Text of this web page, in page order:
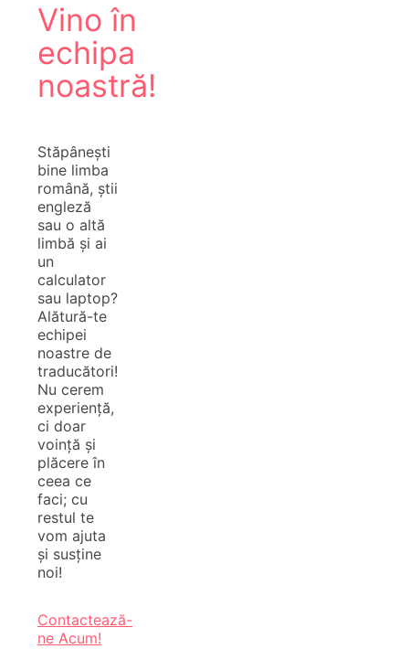
Vino în
echipa
noastră!
Stăpânești
bine limba
română, știi
engleză
sau o altă
limbă și ai
un
calculator
sau laptop?
Alătură-te
echipei
noastre de
traducători!
Nu cerem
experiență,
ci doar
voință și
plăcere în
ceea ce
faci; cu
restul te
vom ajuta
și susține
noi!
Contactează-
ne Acum!